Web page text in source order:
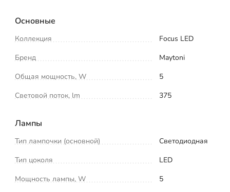
Основные
Коллекция
Focus LED
Бренд
Maytoni
Общая мощность, W
5
Световой поток, lm
375
Лампы
Тип лампочки (основной)
Светодиодная
Тип цоколя
LED
Мощность лампы, W
5